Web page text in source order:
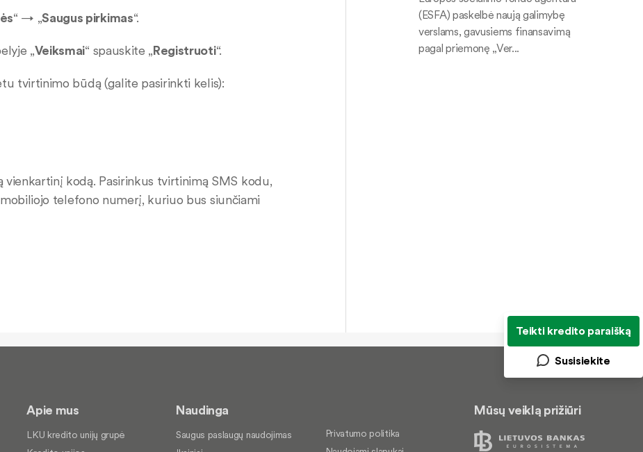
“ → „Saugus pirkimas“.
„Veiksmai“ spauskite „Registruoti“.
tvirtinimo būdą (galite pasirinkti kelis):
kodą. Pasirinkus tvirtinimą SMS kodu,
telefono numerį, kuriuo bus siunčiami
(ESFA) paskelbė naują galimybę
verslams, gavusiems finansavimą
pagal priemonę „Ver...
Apie mus
LKU kredito unijų grupė
Naudinga
Saugus paslaugų naudojimas
Privatumo politika
Mūsų veiklą prižiūri
Teikti kredito paraišką
Susisiekite